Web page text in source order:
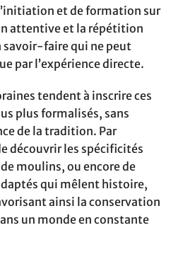
et de formation sur
attentive et la répétition
savoir-faire qui ne peut
par l’expérience directe.
tendent à inscrire ces
plus formalisés, sans
de la tradition. Par
découvrir les spécificités
moulins, ou encore de
qui mêlent histoire,
ainsi la conservation
un monde en constante